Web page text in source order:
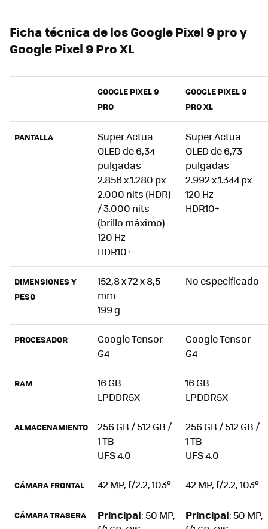
Ficha técnica de los Google Pixel 9 pro y
Google Pixel 9 Pro XL
GOOGLE PIXEL 9
PRO
GOOGLE PIXEL 9
PRO XL
PANTALLA
Super Actua
OLED de 6,34
pulgadas
2.856 x 1.280 px
2.000 nits (HDR)
/ 3.000 nits
(brillo máximo)
120 Hz
HDR10+
Super Actua
OLED de 6,73
pulgadas
2.992 x 1.344 px
120 Hz
HDR10+
DIMENSIONES Y
PESO
152,8 x 72 x 8,5
mm
199 g
No especificado
PROCESADOR
Google Tensor
G4
Google Tensor
G4
RAM
16 GB
LPDDR5X
16 GB
LPDDR5X
ALMACENAMIENTO
256 GB / 512 GB /
1 TB
UFS 4.0
256 GB / 512 GB /
1 TB
UFS 4.0
CÁMARA FRONTAL 42 MP, f/2.2, 103º 42 MP, f/2.2, 103º
CÁMARA TRASERA Principal: 50 MP,
Principal: 50 MP,